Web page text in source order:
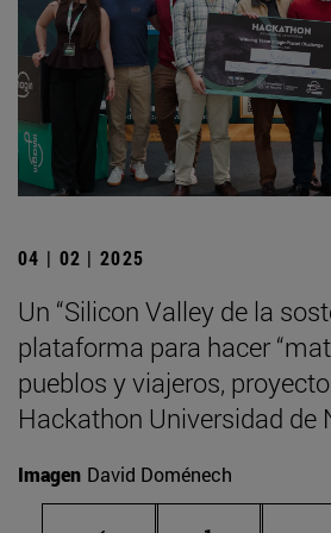
04 | 02 | 2025
Un “Silicon Valley de la
plataforma para hacer
pueblos y viajeros,
Hackathon Universidad de
Imagen David Doménech